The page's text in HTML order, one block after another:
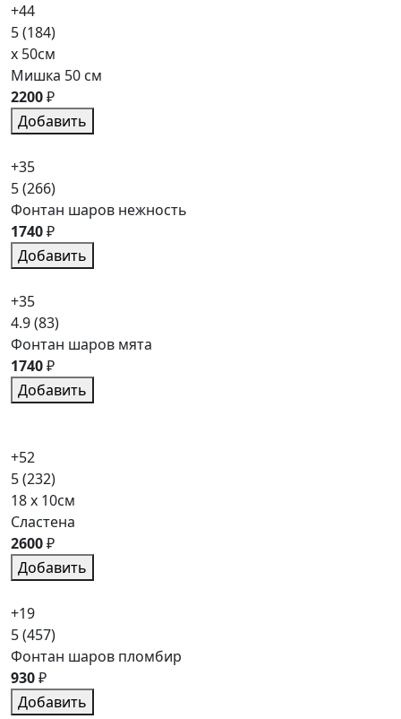
+44
5(184)
x 50см
Мишка 50 см
2200₽
Добавить
+35
5(266)
Фонтан шаров нежность
1740₽
Добавить
+35
4.9(83)
Фонтан шаров мята
1740₽
Добавить
+52
5(232)
18 x 10см
Сластена
2600₽
Добавить
+19
5(457)
Фонтан шаров пломбир
930₽
Добавить